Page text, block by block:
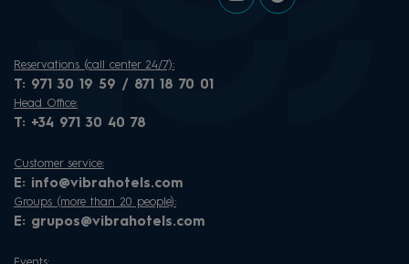
Reservations (call center 24/7):
T: 971 30 19 59 / 871 18 70 01
Head Office:
T: +34 971 30 40 78
Customer service:
E: info@vibrahotels.com
Groups (more than 20 people):
E: grupos@vibrahotels.com